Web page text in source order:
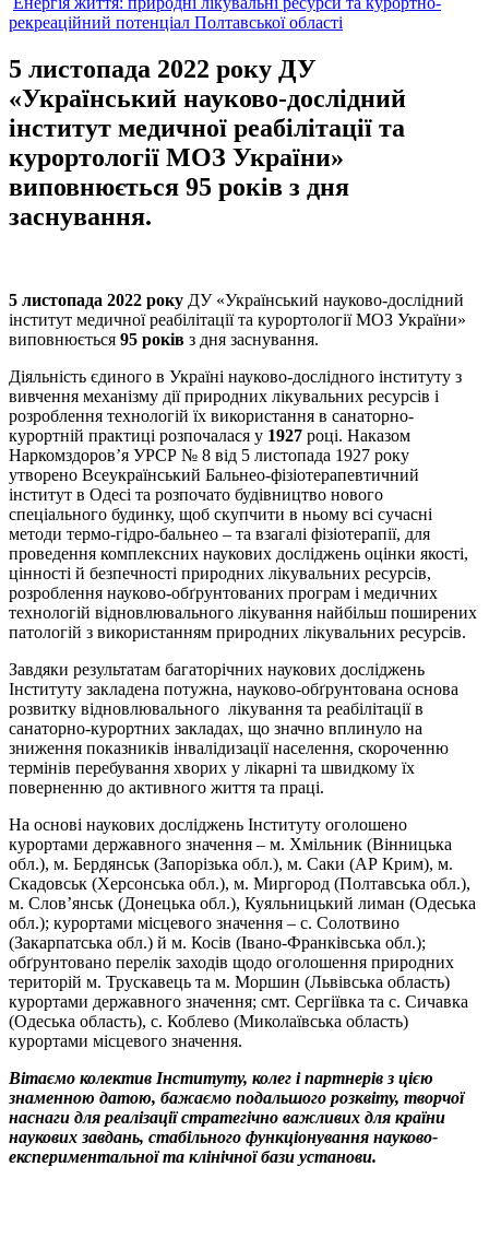
рекреаційний потенціал Полтавської області
5 листопада 2022 року ДУ
«Український науково-дослідний
інститут медичної реабілітації та
курортології МОЗ України»
виповнюється 95 років з дня
заснування.
5 листопада 2022 року ДУ «Український науково-дослідний
інститут медичної реабілітації та курортології МОЗ України»
виповнюється 95 років з дня заснування.
Діяльність єдиного в Україні науково-дослідного інституту з
вивчення механізму дії природних лікувальних ресурсів і
розроблення технологій їх використання в санаторно-
курортній практиці розпочалася у 1927 році. Наказом
Наркомздоровʼя УРСР № 8 від 5 листопада 1927 року
утворено Всеукраїнський Бальнео-фізіотерапевтичний
інститут в Одесі та розпочато будівництво нового
спеціального будинку, щоб скупчити в ньому всі сучасні
методи термо-гідро-бальнео – та взагалі фізіотерапії, для
проведення комплексних наукових досліджень оцінки якості,
цінності й безпечності природних лікувальних ресурсів,
розроблення науково-обґрунтованих програм і медичних
технологій відновлювального лікування найбільш поширених
патологій з використанням природних лікувальних ресурсів.
Завдяки результатам багаторічних наукових досліджень
Інституту закладена потужна, науково-обґрунтована основа
розвитку відновлювального лікування та реабілітації в
санаторно-курортних закладах, що значно вплинуло на
зниження показників інвалідизації населення, скороченню
термінів перебування хворих у лікарні та швидкому їх
поверненню до активного життя та праці.
На основі наукових досліджень Інституту оголошено
курортами державного значення – м. Хмільник (Вінницька
обл.), м. Бердянськ (Запорізька обл.), м. Саки (АР Крим), м.
Скадовськ (Херсонська обл.), м. Миргород (Полтавська обл.),
м. Слов’янськ (Донецька обл.), Куяльницький лиман (Одеська
обл.); курортами місцевого значення – с. Солотвино
(Закарпатська обл.) й м. Косів (Івано-Франківська обл.);
обґрунтовано перелік заходів щодо оголошення природних
територій м. Трускавець та м. Моршин (Львівська область)
курортами державного значення; смт. Сергіївка та с. Сичавка
(Одеська область), с. Коблево (Миколаївська область)
курортами місцевого значення.
Вітаємо колектив Інституту, колег і партнерів з цією
знаменною датою, бажаємо подальшого розквіту, творчої
наснаги для реалізації стратегічно важливих для країни
наукових завдань, стабільного функціонування науково-
експериментальної та клінічної бази установи.